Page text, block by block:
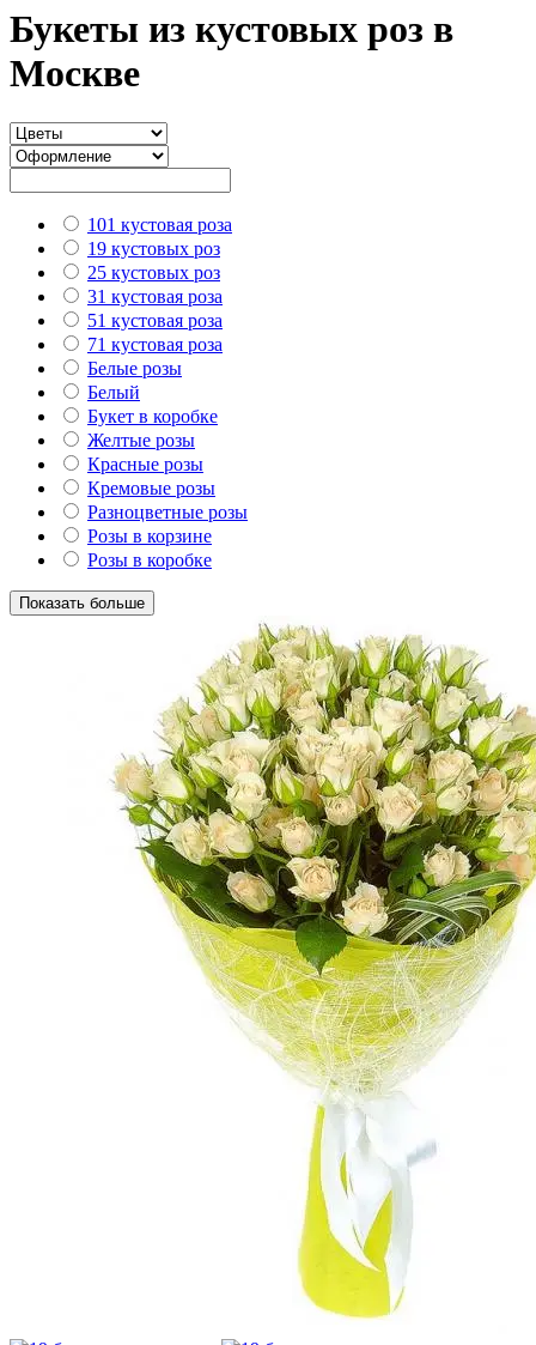
Букеты из кустовых роз в
Москве
101 кустовая роза
19 кустовых роз
25 кустовых роз
31 кустовая роза
51 кустовая роза
71 кустовая роза
Белые розы
Белый
Букет в коробке
Желтые розы
Красные розы
Кремовые розы
Разноцветные розы
Розы в корзине
Розы в коробке
Показать больше